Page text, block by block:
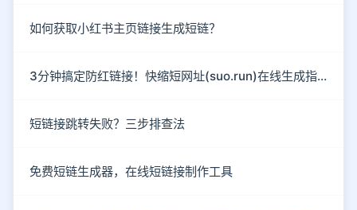
如何获取小红书主页链接生成短链？
3分钟搞定防红链接！快缩短网址(suo.run)在线生成指南
短链接跳转失败？三步排查法
免费短链生成器，在线短链接制作工具